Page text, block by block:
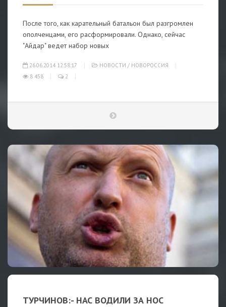
После того, как карательный батальон был разгромлен
ополченцами, его расформировали. Однако, сейчас
"Айдар" ведет набор новых
26.06.2014 12:58:17 НОВОСТИ / НОВОРОССИЯ
8 458
2
ТУРЧИНОВ:- НАС ВОДИЛИ ЗА НОС